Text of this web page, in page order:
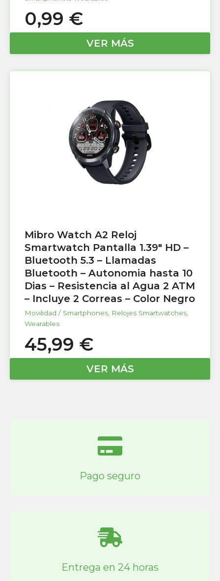
0,99 €
VER MÁS
Mibro Watch A2 Reloj
Smartwatch Pantalla 1.39″ HD –
Bluetooth 5.3 – Llamadas
Bluetooth – Autonomia hasta 10
Dias – Resistencia al Agua 2 ATM
– Incluye 2 Correas – Color Negro
Movilidad / Smartphones Relojes Smartwatches
Wearables
45,99 €
VER MÁS
Pago seguro
Entrega en 24 horas